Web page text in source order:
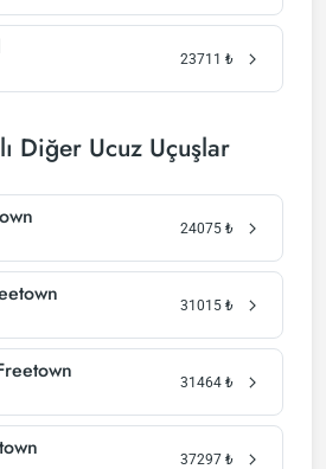
23711 ₺
Diğer Ucuz Uçuşlar
24075 ₺
31015 ₺
31464 ₺
37297 ₺